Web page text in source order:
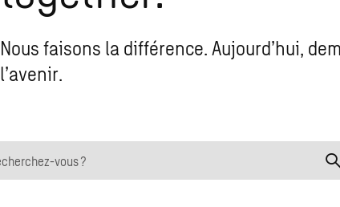
Nous faisons la différence. Aujourd’hui,
l’avenir.